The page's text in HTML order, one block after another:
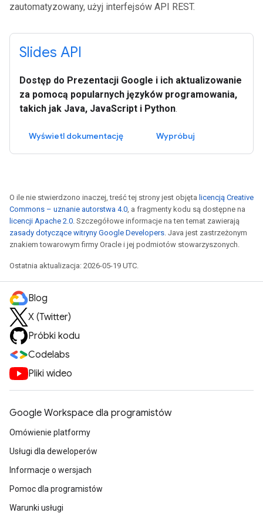
zautomatyzowany, użyj interfejsów API REST.
Slides API
Dostęp do Prezentacji Google i ich aktualizowanie
za pomocą popularnych języków programowania,
takich jak Java, JavaScript i Python.
Wyświetl dokumentację Wypróbuj
O ile nie stwierdzono inaczej, treść tej strony jest objęta licencją Creative
Commons – uznanie autorstwa 4.0 , a fragmenty kodu są dostępne na
licencji Apache 2.0 . Szczegółowe informacje na ten temat zawierają
zasady dotyczące witryny Google Developers . Java jest zastrzeżonym
znakiem towarowym firmy Oracle i jej podmiotów stowarzyszonych.
Ostatnia aktualizacja: 2026-05-19 UTC.
Blog
X (Twitter)
Próbki kodu
Codelabs
Pliki wideo
Google Workspace dla programistów
Omówienie platformy
Usługi dla deweloperów
Informacje o wersjach
Pomoc dla programistów
Warunki usługi